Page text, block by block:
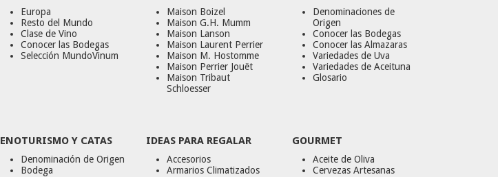
Europa
Resto del Mundo
Clase de Vino
Conocer las Bodegas
Selección MundoVinum
Maison Boizel
Maison G.H. Mumm
Maison Lanson
Maison Laurent Perrier
Maison M. Hostomme
Maison Perrier Jouët
Maison Tribaut
Schloesser
Denominaciones de
Origen
Conocer las Bodegas
Conocer las Almazaras
Variedades de Uva
Variedades de Aceituna
Glosario
ENOTURISMO Y CATAS
Denominación de Origen
Bodega
IDEAS PARA REGALAR
Accesorios
Armarios Climatizados
GOURMET
Aceite de Oliva
Cervezas Artesanas